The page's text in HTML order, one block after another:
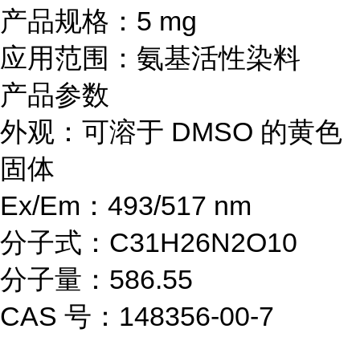
产品规格：5 mg
应用范围：氨基活性染料
产品参数
外观：可溶于 DMSO 的黄色
固体
Ex/Em：493/517 nm
分子式：C31H26N2O10
分子量：586.55
CAS 号：148356-00-7